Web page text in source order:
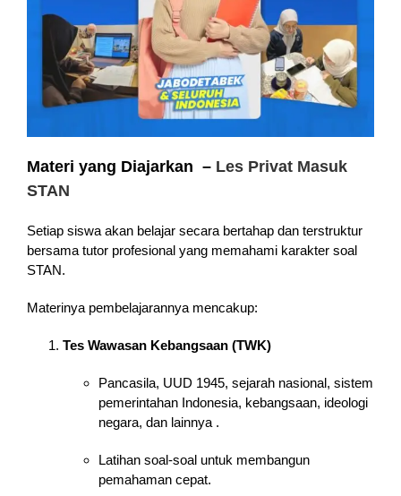
Materi yang Diajarkan – Les Privat Masuk
STAN
Setiap siswa akan belajar secara bertahap dan terstruktur
bersama tutor profesional yang memahami karakter soal
STAN.
Materinya pembelajarannya mencakup:
Tes Wawasan Kebangsaan (TWK)
Pancasila, UUD 1945, sejarah nasional, sistem
pemerintahan Indonesia, kebangsaan, ideologi
negara, dan lainnya .
Latihan soal-soal untuk membangun
pemahaman cepat.